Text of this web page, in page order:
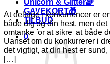
Unicorn & Glitter🌈
GAVEKORT🎁
TILBUD
0
At deltage i konkurrencer er
både dig og din hest, men
omtanke for at sikre, at både
Uanset om du konkurrerer i
det vigtigt, at din hest er
[…]